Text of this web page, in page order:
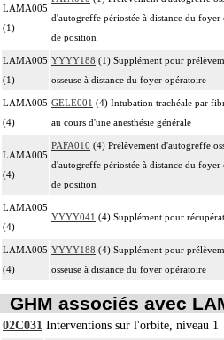
LAMA005
(1)
d'autogreffe périostée à distance du foyer
de position
LAMA005
(1)
YYYY188 (1) Supplément pour
osseuse à distance du foyer opératoire
LAMA005
(4)
GELE001 (4) Intubation trachéale par
au cours d'une anesthésie générale
LAMA005
(4)
PAFA010 (4) Prélèvement d'autogreffe
d'autogreffe périostée à distance du foyer
de position
LAMA005
(4)
YYYY041 (4) Supplément pour
LAMA005
(4)
YYYY188 (4) Supplément pour
osseuse à distance du foyer opératoire
GHM associés avec
02C031 Interventions sur l'orbite, niveau 1